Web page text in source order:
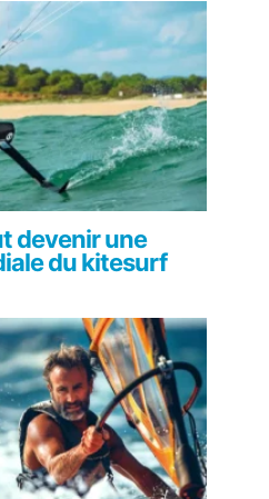
devenir une
du kitesurf